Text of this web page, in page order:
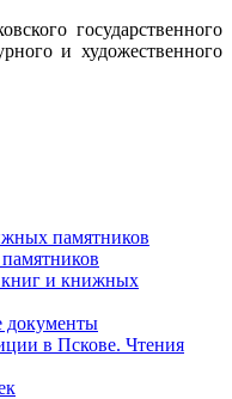
государственного
и художественного
памятников
книг и книжных
документы
в Пскове. Чтения